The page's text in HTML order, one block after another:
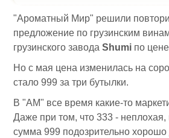
"Ароматный Мир" решили
предложение по грузинским
грузинского завода Shumi по
Но с мая цена изменилась на
стало 999 за три бутылки.
В "АМ" все время какие-то
Даже при том, что 333 -
сумма 999 подозрительно хорошо